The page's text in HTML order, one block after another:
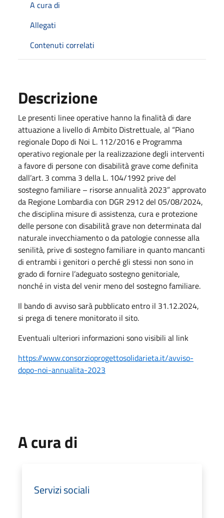
A cura di
Allegati
Contenuti correlati
Descrizione
Le presenti linee operative hanno la finalità di dare
attuazione a livello di Ambito Distrettuale, al “Piano
regionale Dopo di Noi L. 112/2016 e Programma
operativo regionale per la realizzazione degli interventi
a favore di persone con disabilità grave come definita
dall’art. 3 comma 3 della L. 104/1992 prive del
sostegno familiare – risorse annualità 2023” approvato
da Regione Lombardia con DGR 2912 del 05/08/2024,
che disciplina misure di assistenza, cura e protezione
delle persone con disabilità grave non determinata dal
naturale invecchiamento o da patologie connesse alla
senilità, prive di sostegno familiare in quanto mancanti
di entrambi i genitori o perché gli stessi non sono in
grado di fornire l’adeguato sostegno genitoriale,
nonché in vista del venir meno del sostegno familiare.
Il bando di avviso sarà pubblicato entro il 31.12.2024,
si prega di tenere monitorato il sito.
Eventuali ulteriori informazioni sono visibili al link
https://www.consorzioprogettosolidarieta.it/avviso-
dopo-noi-annualita-2023
A cura di
Servizi sociali